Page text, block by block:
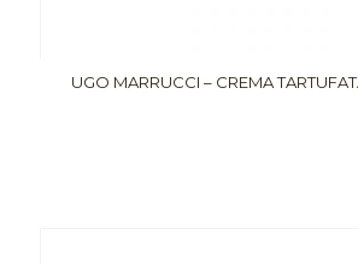
UGO MARRUCCI – CREMA